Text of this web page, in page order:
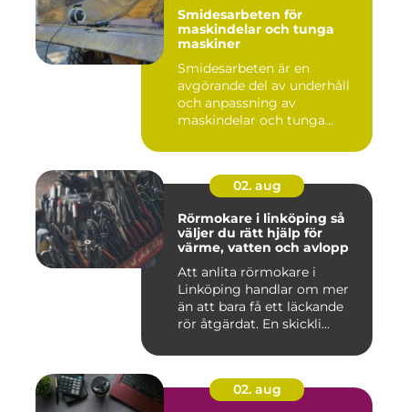
Smidesarbeten för
maskindelar och tunga
maskiner
Smidesarbeten är en
avgörande del av underhåll
och anpassning av
maskindelar och tunga
02. aug
Rörmokare i linköping så
väljer du rätt hjälp för
värme, vatten och avlopp
Att anlita rörmokare i
Linköping handlar om mer
än att bara få ett läckande
rör åtgärdat. En skickli...
02. aug